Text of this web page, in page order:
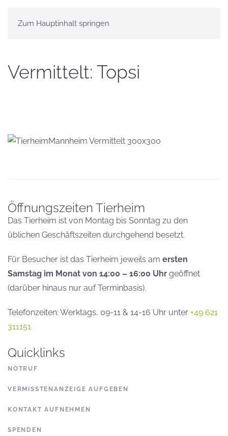
Zum Hauptinhalt springen
Vermittelt: Topsi
Öffnungszeiten Tierheim
Das Tierheim ist von Montag bis Sonntag zu den
üblichen Geschäftszeiten durchgehend besetzt.
Für Besucher ist das Tierheim jeweils am ersten
Samstag im Monat von 14:00 – 16:00 Uhr geöffnet
(darüber hinaus nur auf Terminbasis).
Telefonzeiten: Werktags, 09-11 & 14-16 Uhr unter +49 621
311151
Quicklinks
NOTRUF
VERMISSTENANZEIGE AUFGEBEN
KONTAKT AUFNEHMEN
SPENDEN